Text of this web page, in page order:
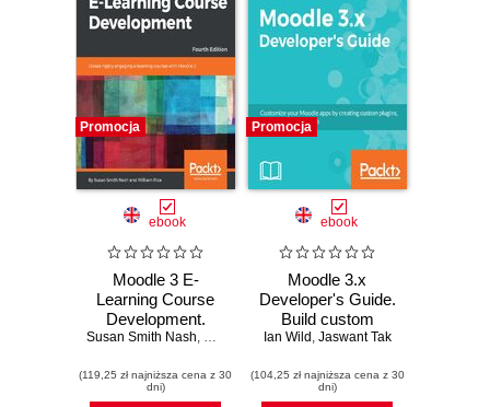
Promocja
ebook
Moodle 3 E-
Learning Course
Development.
Create highly
interactive e-
learning courses
Susan Smith Nash, William Rice
(119,25 zł najniższa cena z 30
dni)
Promocja
ebook
Moodle 3.x
Developer's Guide.
Build custom
plugins,
modules and more
Ian Wild , Jaswant Tak
(104,25 zł najniższa cena z 30
dni)